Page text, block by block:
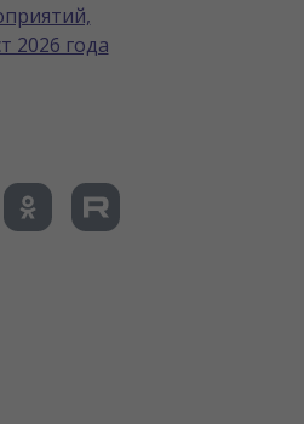
2026 года